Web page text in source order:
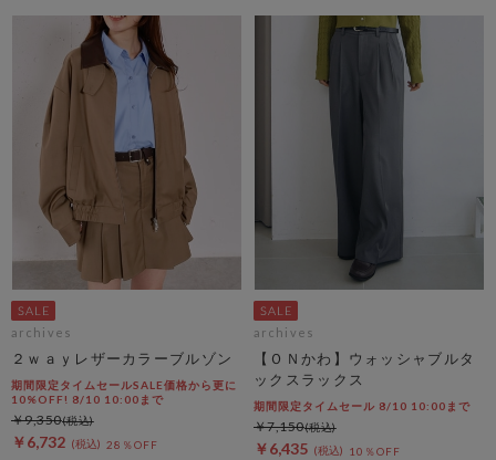
archives
２ｗａｙレザーカラーブルゾン
期間限定タイムセールSALE価格から更に
10%OFF! 8/10 10:00まで
￥6,732 28％OFF
￥9,350
archives
【ＯＮかわ】ウォッシャブルタ
ックスラックス
期間限定タイムセール 8/10 10:00まで
￥6,435 10％OFF
￥7,150